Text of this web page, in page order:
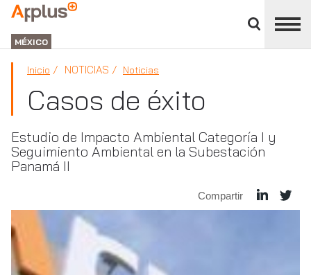
panel
APPLUS+
GROUP
MÉXICO
Inicio NOTICIAS Noticias
Casos de éxito
Estudio de Impacto Ambiental Categoría I y
Seguimiento Ambiental en la Subestación
Panamá II
Compartir